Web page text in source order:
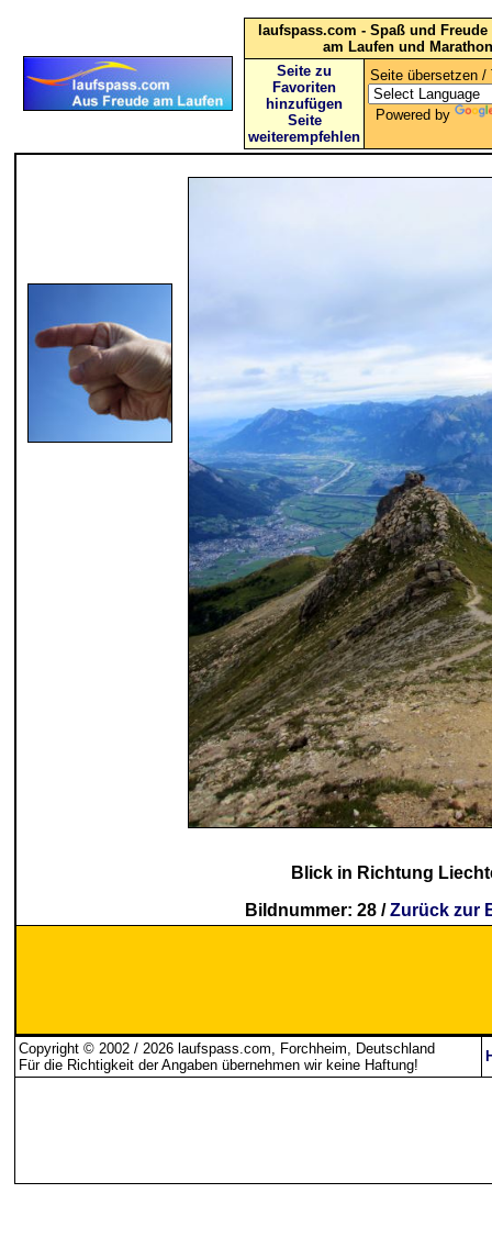
laufspass.com - Spaß und
am Laufen und Marathon
Seite zu
Favoriten
hinzufügen
Seite
weiterempfehlen
Seite übersetzen /
Powered by
Blick in Richtung
Bildnummer: 28 /Zurück zur
Copyright © 2002 / 2026 laufspass.com, Forchheim, Deutschland
Für die Richtigkeit der Angaben übernehmen wir keine Haftung!